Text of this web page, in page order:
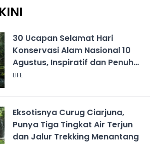
30 Ucapan Selamat Hari
Konservasi Alam Nasional 10
Agustus, Inspiratif dan Penuh
Pesan
LIFE
Eksotisnya Curug Ciarjuna,
Punya Tiga Tingkat Air Terjun
dan Jalur Trekking Menantang